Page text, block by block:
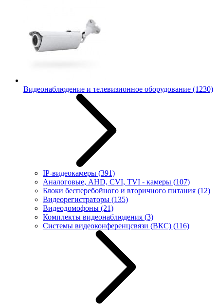
Видеонаблюдение и телевизионное оборудование (1230)
IP-видеокамеры (391)
Аналоговые, AHD, CVI, TVI - камеры (107)
Блоки бесперебойного и вторичного питания (12)
Видеорегистраторы (135)
Видеодомофоны (21)
Комплекты видеонаблюдения (3)
Системы видеоконференцсвязи (ВКС) (116)